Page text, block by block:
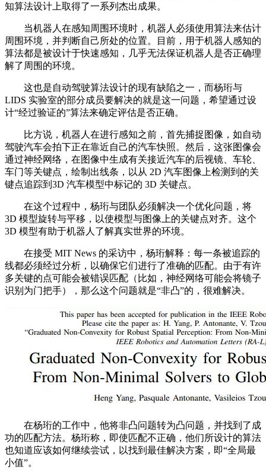
知算法设计上取得了一系列杰出成果。
当机器人在感知周围环境时，机器人必须使用算法来估计
周围环境，并判断自己所处的位置。目前，用于机器人感知的
算法都是被设计于快速感知，几乎无法保证机器人是否正确理
解了周围的环境。
这也是自动驾驶算法设计的现有缺陷之一，而杨珩与
LIDS 实验室的部分成员要解决的就是这一问题，希望通过设
计“经过验证的”算法来确定评估是否正确。
比方说，机器人在进行感知之前，首先捕捉图像，如自动
驾驶汽车会拍下正在靠近自己的汽车快照。然后，这张图像会
通过神经网络，在图像中生成有关接近汽车的后视镜、车轮、
车门等关键点，绘制出线条，以从 2D 汽车图像上检测到的关
键点追踪到3D 汽车模型中标记的 3D 关键点。
在这个过程中，杨珩与团队必须解决一个优化问题，将
3D 模型旋转与平移，以使模型与图像上的关键点对齐。这个
3D 模型有助于机器人了解真实世界的环境。
在接受 MIT News 的采访中，杨珩解释：每一条被追踪的
线都必须经过分析，以确保它们进行了准确的匹配。由于有许
多关键的点可能会被错误匹配（比如，神经网络可能会将镜子
识别为门把手），那么这个问题就是“非凸”的，很难解决。
在杨珩的工作中，他将非凸问题转为凸问题，并找到了成
功的匹配方法。杨珩称，即使匹配不正确，他们所设计的算法
也知道应该如何继续尝试，以找到最佳解决方案，即“全局最
小值”。